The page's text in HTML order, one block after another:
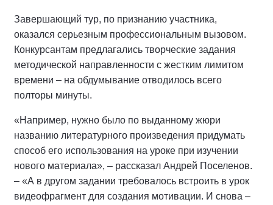
Завершающий тур, по признанию участника,
оказался серьезным профессиональным вызовом.
Конкурсантам предлагались творческие задания
методической направленности с жестким лимитом
времени – на обдумывание отводилось всего
полторы минуты.
«Например, нужно было по выданному жюри
названию литературного произведения придумать
способ его использования на уроке при изучении
нового материала», – рассказал Андрей Поселенов.
– «А в другом задании требовалось встроить в урок
видеофрагмент для создания мотивации. И снова –